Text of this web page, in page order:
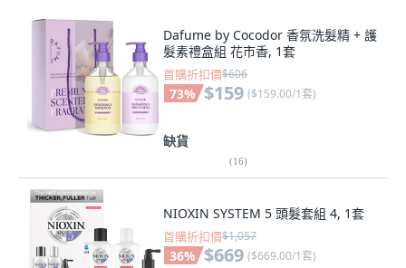
Dafume by Cocodor 香氛洗髮精 + 護
髮素禮盒組 花市香, 1套
首購折扣價$606
73% $159 ($159.00/1套)
缺貨
(16)
NIOXIN SYSTEM 5 頭髮套組 4, 1套
首購折扣價$1,057
36% $669 ($669.00/1套)